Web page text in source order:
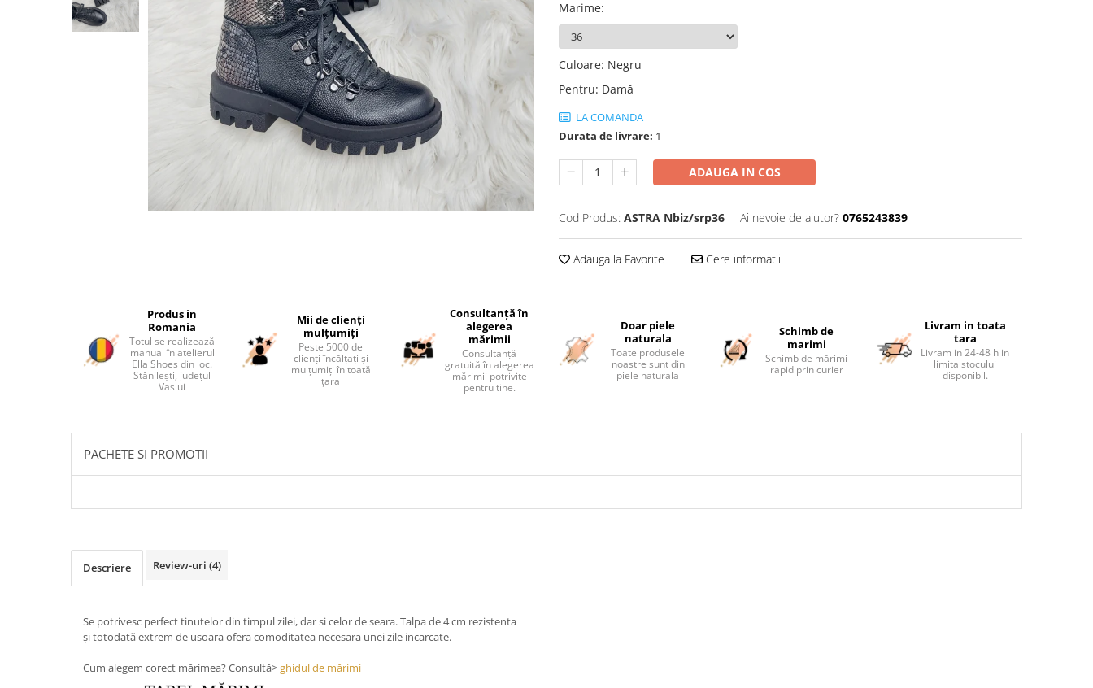
Marime:
Culoare: Negru
Pentru: Damă
LA COMANDA
Durata de livrare: 1
ADAUGA IN COS
Cod Produs: ASTRA Nbiz/srp36 Ai nevoie de ajutor? 0765243839
Adauga la Favorite Cere informatii
Produs in
Romania
Totul se realizează
manual în atelierul
Ella Shoes din loc.
Stănilești, județul
Vaslui
Mii de clienți
mulțumiți
Peste 5000 de
clienți încălțați și
mulțumiți în toată
țara
Consultanță în
alegerea
mărimii
Consultanță
gratuită în alegerea
mărimii potrivite
pentru tine.
Doar piele
naturala
Toate produsele
noastre sunt din
piele naturala
Schimb de
marimi
Schimb de mărimi
rapid prin curier
Livram in toata
tara
Livram in 24-48 h in
limita stocului
disponibil.
PACHETE SI PROMOTII
Descriere Review-uri (4)
Se potrivesc perfect tinutelor din timpul zilei, dar si celor de seara. Talpa de 4 cm rezistenta
și totodată extrem de usoara ofera comoditatea necesara unei zile incarcate.
Cum alegem corect mărimea? Consultă>ghidul de mărimi